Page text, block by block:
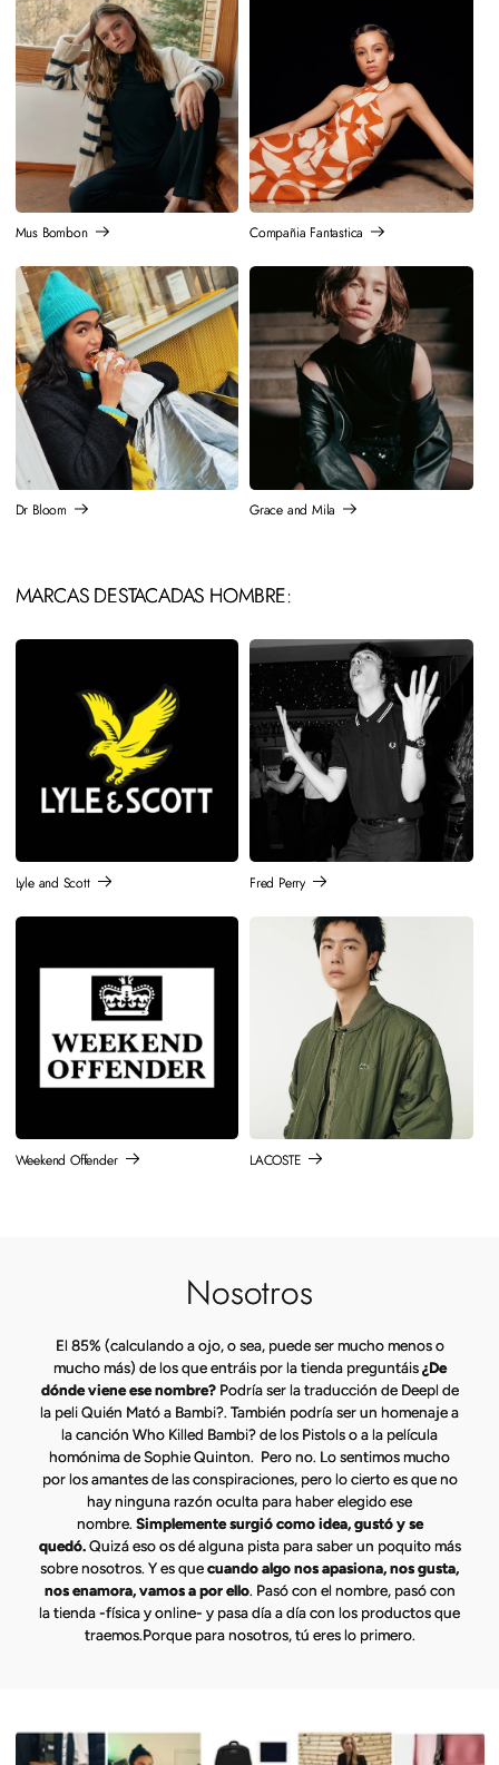
Mus Bombon Compañia Fantastica
Dr Bloom Grace and Mila
MARCAS DESTACADAS HOMBRE:
Lyle and Scott Fred Perry
Weekend Offender LACOSTE
Nosotros
El 85% (calculando a ojo, o sea, puede ser mucho menos o
mucho más) de los que entráis por la tienda preguntáis¿De
dónde viene ese nombre? Podría ser la traducción de Deepl de
la peli Quién Mató a Bambi?. También podría ser un homenaje a
la canción Who Killed Bambi? de los Pistols o a la película
homónima de Sophie Quinton. Pero no. Lo sentimos mucho
por los amantes de las conspiraciones, pero lo cierto es que no
hay ninguna razón oculta para haber elegido ese
nombre. Simplemente surgió como idea, gustó y se
quedó.Quizá eso os dé alguna pista para saber un poquito más
sobre nosotros. Y es quecuando algo nos apasiona, nos gusta,
nos enamora, vamos a por ello. Pasó con el nombre, pasó con
la tienda -física y online- y pasa día a día con los productos que
traemos.Porque para nosotros, tú eres lo primero.